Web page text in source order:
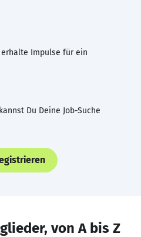
Impulse für ein
Du Deine Job-Suche
von A bis Z